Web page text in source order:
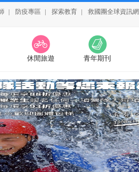
| 防疫專區 | 探索教育 | 救國團全球資訊網
休閒旅遊 青年期刊